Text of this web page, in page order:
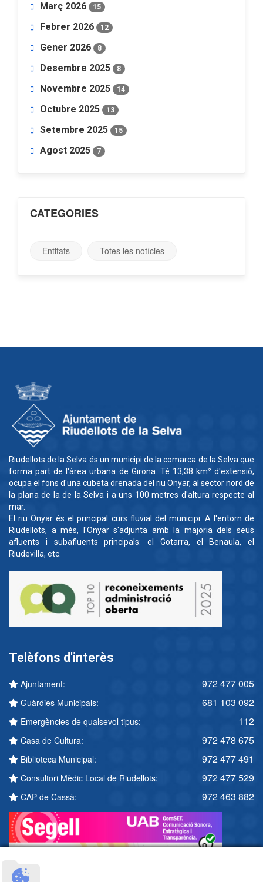
Març 2026 15
Febrer 2026 12
Gener 2026 8
Desembre 2025 8
Novembre 2025 14
Octubre 2025 13
Setembre 2025 15
Agost 2025 7
CATEGORIES
Entitats Totes les notícies
Riudellots de la Selva és un municipi de la comarca de la Selva que
forma part de l'àrea urbana de Girona. Té 13,38 km² d'extensió,
ocupa el fons d'una cubeta drenada del riu Onyar, al sector nord de
la plana de la de la Selva i a uns 100 metres d'altura respecte al
mar.
El riu Onyar és el principal curs fluvial del municipi. A l'entorn de
Riudellots, a més, l'Onyar s'adjunta amb la majoria dels seus
afluents i subafluents principals: el Gotarra, el Benaula, el
Riudevilla, etc.
Telèfons d'interès
Ajuntament: 972 477 005
Guàrdies Municipals: 681 103 092
Emergències de qualsevol tipus: 112
Casa de Cultura: 972 478 675
Biblioteca Municipal: 972 477 491
Consultori Mèdic Local de Riudellots: 972 477 529
CAP de Cassà: 972 463 882